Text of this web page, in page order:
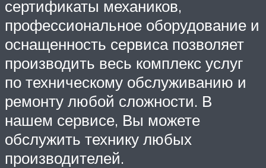
сертификаты механиков,
профессиональное оборудование и
оснащенность сервиса позволяет
производить весь комплекс услуг
по техническому обслуживанию и
ремонту любой сложности. В
нашем сервисе, Вы можете
обслужить технику любых
производителей.